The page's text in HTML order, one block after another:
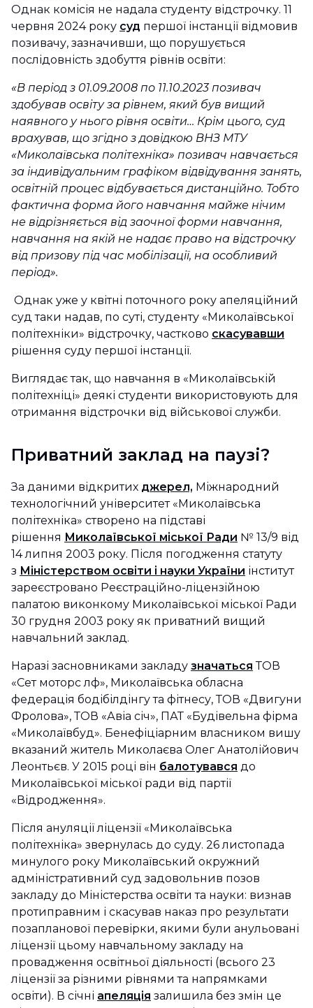
Однак комісія не надала студенту відстрочку. 11
червня 2024 року суд першої інстанції відмовив
позивачу, зазначивши, що порушується
послідовність здобуття рівнів освіти:
«В період з 01.09.2008 по 11.10.2023 позивач
здобував освіту за рівнем, який був вищий
наявного у нього рівня освіти… Крім цього, суд
врахував, що згідно з довідкою ВНЗ МТУ
«Миколаївська політехніка» позивач навчається
за індивідуальним графіком відвідування занять,
освітній процес відбувається дистанційно. Тобто
фактична форма його навчання майже нічим
не відрізняється від заочної форми навчання,
навчання на якій не надає право на відстрочку
від призову під час мобілізації, на особливий
період».
Однак уже у квітні поточного року апеляційний
суд таки надав, по суті, студенту «Миколаївської
політехніки» відстрочку, частково скасувавши
рішення суду першої інстанції.
Виглядає так, що навчання в «Миколаївській
політехніці» деякі студенти використовують для
отримання відстрочки від військової служби.
Приватний заклад на паузі?
За даними відкритих джерел, Міжнародний
технологічний університет «Миколаївська
політехніка» створено на підставі
рішення Миколаївської міської Ради № 13/9 від
14 липня 2003 року. Після погодження статуту
з Міністерством освіти і науки України інститут
зареєстровано Реєстраційно-ліцензійною
палатою виконкому Миколаївської міської Ради
30 грудня 2003 року як приватний вищий
навчальний заклад.
Наразі засновниками закладу значаться ТОВ
«Сет моторс лф», Миколаївська обласна
федерація бодібілдінгу та фітнесу, ТОВ «Двигуни
Фролова», ТОВ «Авіа січ», ПАТ «Будівельна фірма
«Миколаївбуд». Бенефіціарним власником вишу
вказаний житель Миколаєва Олег Анатолійович
Леонтьєв. У 2015 році він балотувався до
Миколаївської міської ради від партії
«Відродження».
Після ануляції ліцензії «Миколаївська
політехніка» звернулась до суду. 26 листопада
минулого року Миколаївський окружний
адміністративний суд задовольнив позов
закладу до Міністерства освіти та науки: визнав
протиправним і скасував наказ про результати
позапланової перевірки, якими були анульовані
ліцензії цьому навчальному закладу на
провадження освітньої діяльності (всього 23
ліцензії за різними рівнями та напрямками
освіти). В січні апеляція залишила без змін це